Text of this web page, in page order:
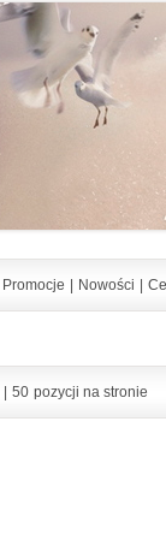
Promocje Nowości
50 pozycji na stronie